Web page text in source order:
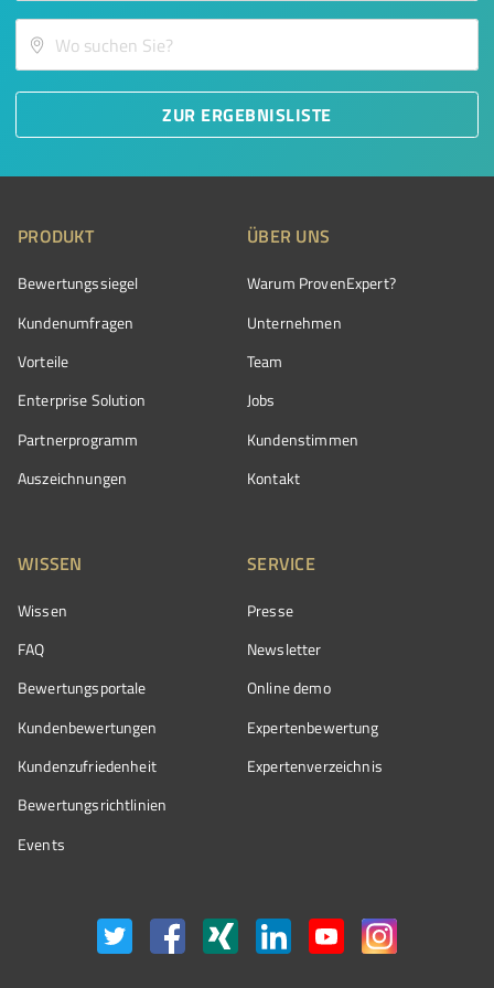
ZUR ERGEBNISLISTE
PRODUKT
Bewertungssiegel
Kundenumfragen
Vorteile
Enterprise Solution
Partnerprogramm
Auszeichnungen
ÜBER UNS
Warum ProvenExpert?
Unternehmen
Team
Jobs
Kundenstimmen
Kontakt
WISSEN
Wissen
FAQ
Bewertungsportale
Kundenbewertungen
Kundenzufriedenheit
Bewertungs­richtlinien
Events
SERVICE
Presse
Newsletter
Online demo
Expertenbewertung
Expertenverzeichnis